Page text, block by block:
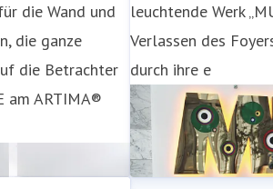
die Wand und
die ganze
die Betrachter
am ARTIMA®
leuchtende Werk
Verlassen des
durch ihre e